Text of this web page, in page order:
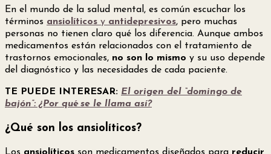
En el mundo de la salud mental, es común escuchar los
términos ansiolíticos y antidepresivos, pero muchas
personas no tienen claro qué los diferencia. Aunque ambos
medicamentos están relacionados con el tratamiento de
trastornos emocionales, no son lo mismo y su uso depende
del diagnóstico y las necesidades de cada paciente.
TE PUEDE INTERESAR: El origen del “domingo de
bajón”: ¿Por qué se le llama así?
¿Qué son los ansiolíticos?